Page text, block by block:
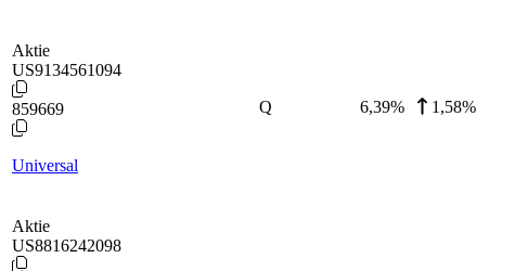
Aktie
US9134561094
859669
Universal
Q 6,39% 1,58%
Aktie
US8816242098